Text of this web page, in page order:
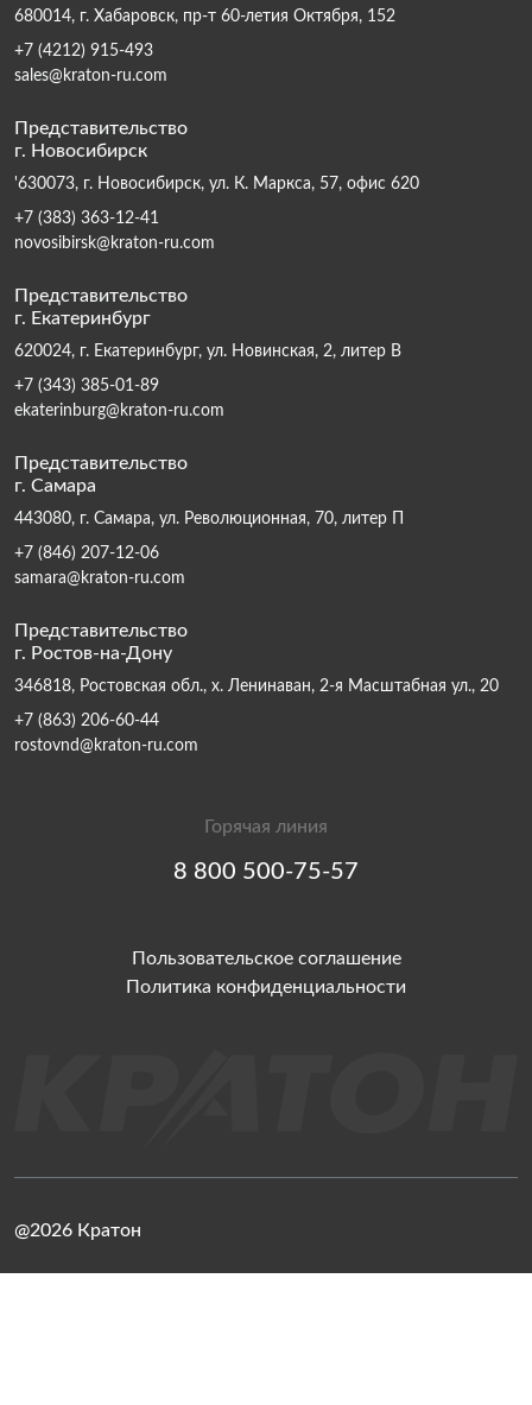
680014, г. Хабаровск, пр-т 60-летия Октября, 152
+7 (4212) 915-493
sales@kraton-ru.com
Представительство
г. Новосибирск
'630073, г. Новосибирск, ул. К. Маркса, 57, офис 620
+7 (383) 363-12-41
novosibirsk@kraton-ru.com
Представительство
г. Екатеринбург
620024, г. Екатеринбург, ул. Новинская, 2, литер В
+7 (343) 385-01-89
ekaterinburg@kraton-ru.com
Представительство
г. Самара
443080, г. Самара, ул. Революционная, 70, литер П
+7 (846) 207-12-06
samara@kraton-ru.com
Представительство
г. Ростов-на-Дону
346818, Ростовская обл., х. Ленинаван, 2-я Масштабная ул., 20
+7 (863) 206-60-44
rostovnd@kraton-ru.com
Горячая линия
8 800 500-75-57
Пользовательское соглашение
Политика конфиденциальности
@2026 Кратон